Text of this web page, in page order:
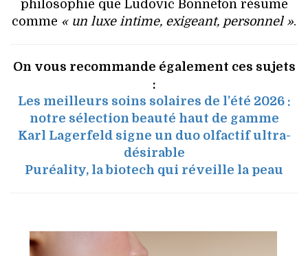
philosophie que Ludovic Bonneton résume
comme « un luxe intime, exigeant, personnel ».
On vous recommande également ces sujets
:
Les meilleurs soins solaires de l’été 2026 :
notre sélection beauté haut de gamme
Karl Lagerfeld signe un duo olfactif ultra-
désirable
Puréality, la biotech qui réveille la peau